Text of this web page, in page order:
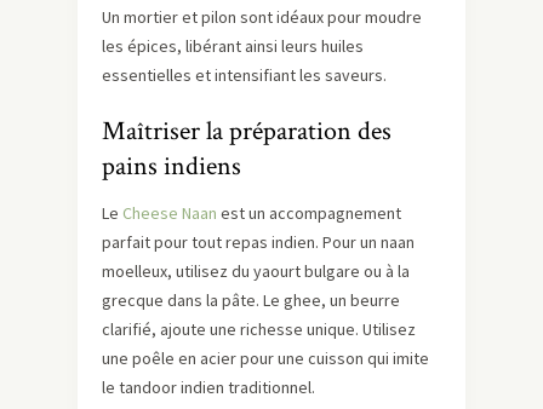
Un mortier et pilon sont idéaux pour moudre
les épices, libérant ainsi leurs huiles
essentielles et intensifiant les saveurs.
Maîtriser la préparation des
pains indiens
Le Cheese Naan est un accompagnement
parfait pour tout repas indien. Pour un naan
moelleux, utilisez du yaourt bulgare ou à la
grecque dans la pâte. Le ghee, un beurre
clarifié, ajoute une richesse unique. Utilisez
une poêle en acier pour une cuisson qui imite
le tandoor indien traditionnel.